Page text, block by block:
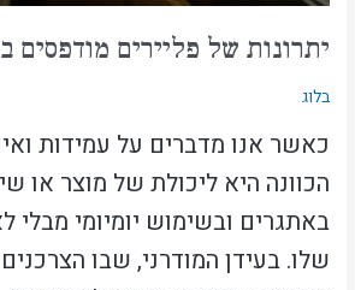
יתרונות של פליירים מודפסים
בלוג
כאשר אנו מדברים על עמידות
הכוונה היא ליכולת של מוצר או
באתגרים ובשימוש יומיומי מבלי
שלו. בעידן המודרני, שבו